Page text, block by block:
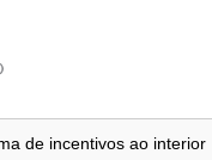
de incentivos ao interior